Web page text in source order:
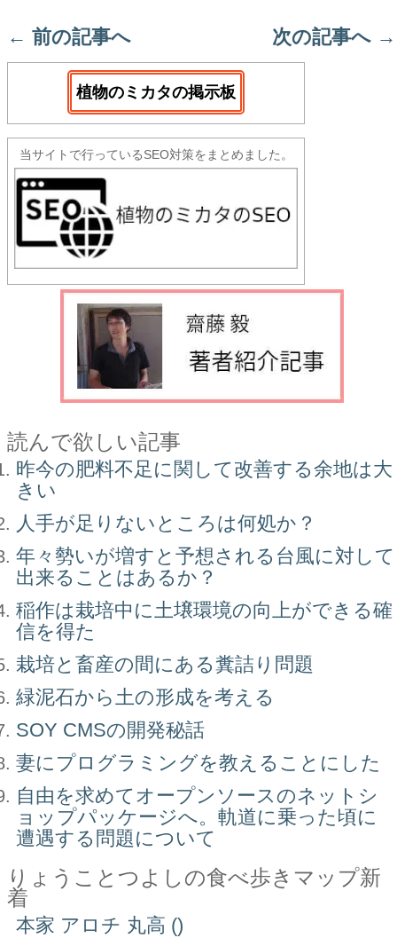
← 前の記事へ 次の記事へ →
植物のミカタの掲示板
当サイトで行っているSEO対策をまとめました。
読んで欲しい記事
昨今の肥料不足に関して改善する余地は大
きい
人手が足りないところは何処か？
年々勢いが増すと予想される台風に対して
出来ることはあるか？
稲作は栽培中に土壌環境の向上ができる確
信を得た
栽培と畜産の間にある糞詰り問題
緑泥石から土の形成を考える
SOY CMSの開発秘話
妻にプログラミングを教えることにした
自由を求めてオープンソースのネットシ
ョップパッケージへ。軌道に乗った頃に
遭遇する問題について
りょうことつよしの食べ歩きマップ新
着
本家 アロチ 丸高 ()